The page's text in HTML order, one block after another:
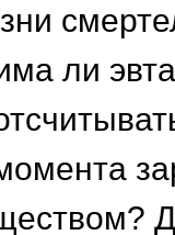
ли